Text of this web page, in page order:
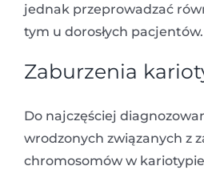
jednak przeprowadzać
tym u dorosłych pacjentów.
Zaburzenia
Do najczęściej
wrodzonych związanych z
chromosomów w kariotypie